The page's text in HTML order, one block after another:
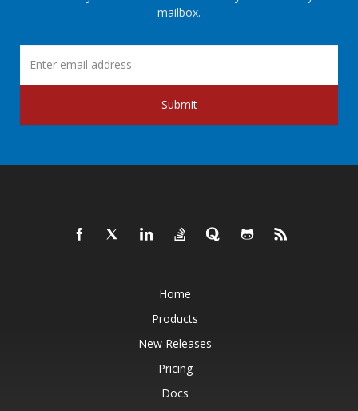
mailbox.
Submit
Home
Products
New Releases
Pricing
Docs